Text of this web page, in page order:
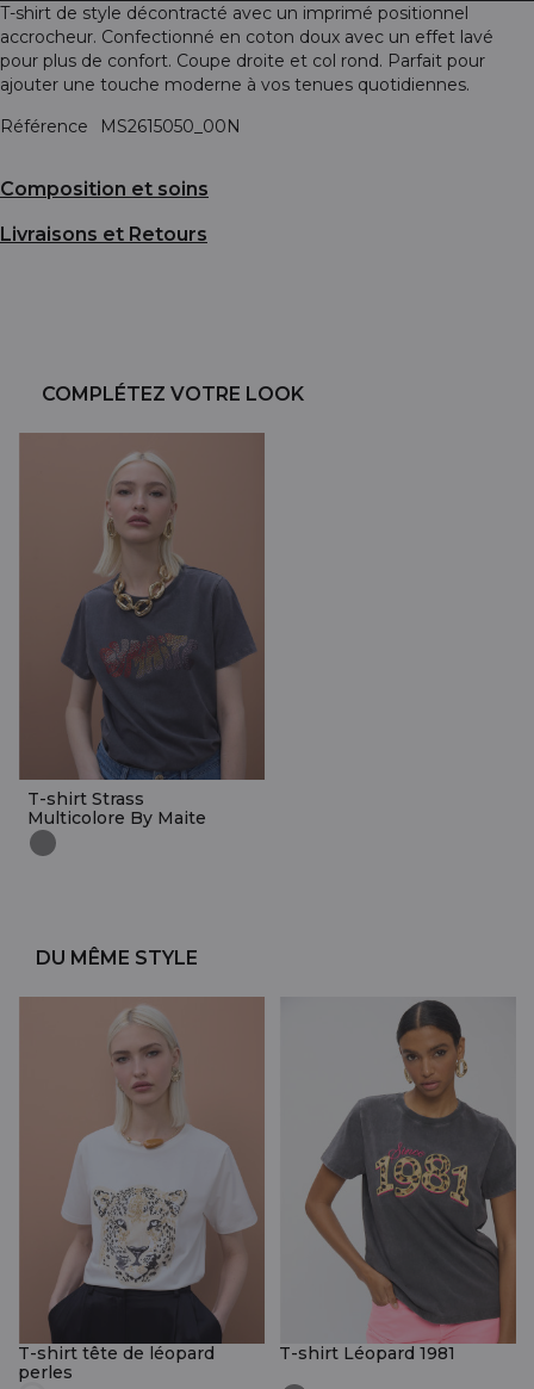
T-shirt de style décontracté avec un imprimé positionnel
accrocheur. Confectionné en coton doux avec un effet lavé
pour plus de confort. Coupe droite et col rond. Parfait pour
ajouter une touche moderne à vos tenues quotidiennes.
Référence
MS2615050_00N
Composition et soins
Livraisons et Retours
COMPLÉTEZ VOTRE LOOK
T-shirt Strass
Multicolore By Maite
DU MÊME STYLE
T-shirt tête de léopard
perles
T-shirt Léopard 1981